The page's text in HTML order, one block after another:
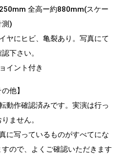
全高ー約880mm(スケー
測)
ヤにヒビ、亀裂あり。写真にて
下さい。
イント付き
の他】
動作確認済みです。実演は行っ
ません。
に写っているものがすべてにな
すので、よくご確認いただきます